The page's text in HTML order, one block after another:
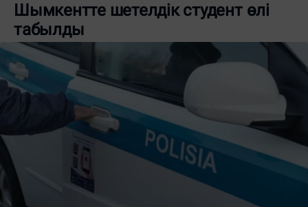
Шымкентте шетелдік студент өлі
табылды